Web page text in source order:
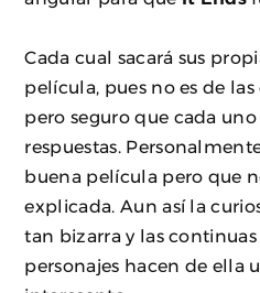
Cada cual sacará sus
película, pues no es de
pero seguro que cada
respuestas.
buena película pero que
explicada. Aun así la
tan bizarra y las
personajes hacen de ella